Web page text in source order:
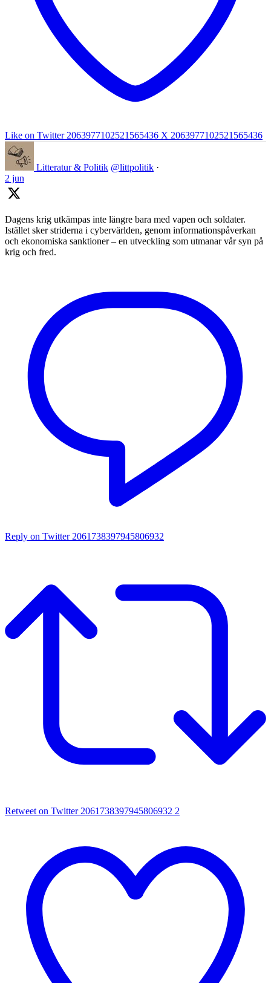
Like on Twitter 2063977102521565436 X 2063977102521565436
Litteratur & Politik @littpolitik ·
2 jun
Dagens krig utkämpas inte längre bara med vapen och soldater.
Istället sker striderna i cybervärlden, genom informationspåverkan
och ekonomiska sanktioner – en utveckling som utmanar vår syn på
krig och fred.
Reply on Twitter 2061738397945806932
Retweet on Twitter 2061738397945806932 2